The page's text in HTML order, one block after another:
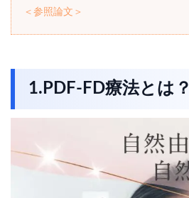
＜参照論文＞
1.PDF-FD療法とは？